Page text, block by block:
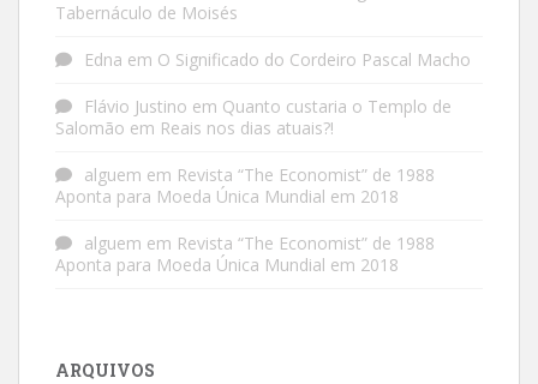
Tabernáculo de Moisés
Edna em O Significado do Cordeiro Pascal Macho
Flávio Justino em Quanto custaria o Templo de
Salomão em Reais nos dias atuais?!
alguem em Revista “The Economist” de 1988
Aponta para Moeda Única Mundial em 2018
alguem em Revista “The Economist” de 1988
Aponta para Moeda Única Mundial em 2018
ARQUIVOS